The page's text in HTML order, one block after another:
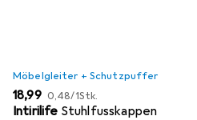
Möbelgleiter + Schutzpuffer
EUR
18,99 EUR
0,48/1Stk.
Intirilife Stuhlfusskappen